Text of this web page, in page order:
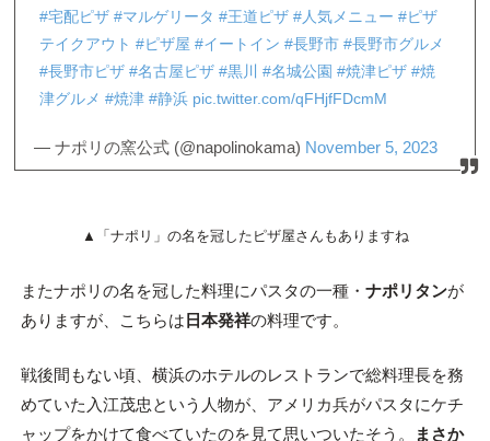
#宅配ピザ #マルゲリータ #王道ピザ #人気メニュー #ピザ
テイクアウト #ピザ屋 #イートイン #長野市 #長野市グルメ
#長野市ピザ #名古屋ピザ #黒川 #名城公園 #焼津ピザ #焼
津グルメ #焼津 #静浜 pic.twitter.com/qFHjfFDcmM
— ナポリの窯公式 (@napolinokama) November 5, 2023
▲「ナポリ」の名を冠したピザ屋さんもありますね
またナポリの名を冠した料理にパスタの一種・ ナポリタンが
ありますが、こちらは 日本発祥の料理です。
戦後間もない頃、横浜のホテルのレストランで総料理長を務
めていた入江茂忠という人物が、アメリカ兵がパスタにケチ
ャップをかけて食べていたのを見て思いついたそう。
まさか